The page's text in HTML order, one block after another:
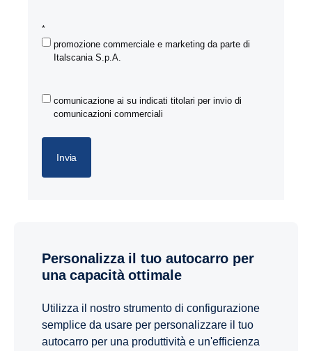
*
promozione commerciale e marketing da parte di
Italscania S.p.A.
comunicazione ai su indicati titolari per invio di
comunicazioni commerciali
Invia
Personalizza il tuo autocarro per
una capacità ottimale
Utilizza il nostro strumento di configurazione
semplice da usare per personalizzare il tuo
autocarro per una produttività e un'efficienza